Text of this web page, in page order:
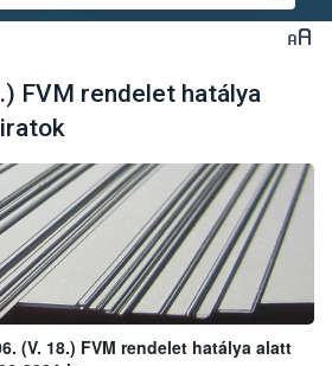
FVM rendelet hatálya
(V. 18.) FVM rendelet hatálya alatt